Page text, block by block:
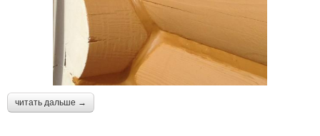
читать дальше →